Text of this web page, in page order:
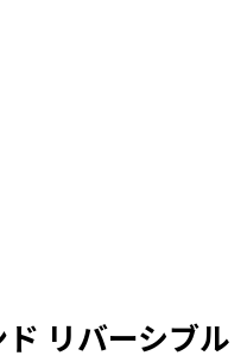
リバーシブル